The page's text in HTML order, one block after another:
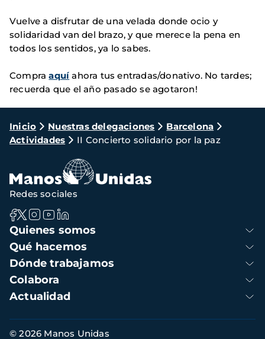
Vuelve a disfrutar de una velada donde ocio y
solidaridad van del brazo, y que merece la pena en
todos los sentidos, ya lo sabes.
Compraaquí ahora tus entradas/donativo. No tardes;
recuerda que el año pasado se agotaron!
Ruta
de
navegación
Inicio Nuestras delegaciones
Barcelona
Actividades
II Concierto solidario por la paz
Navegación
principal
Quienes somos
Qué hacemos
Dónde trabajamos
Colabora
Actualidad
Redes sociales
Información
© 2026 Manos Unidas